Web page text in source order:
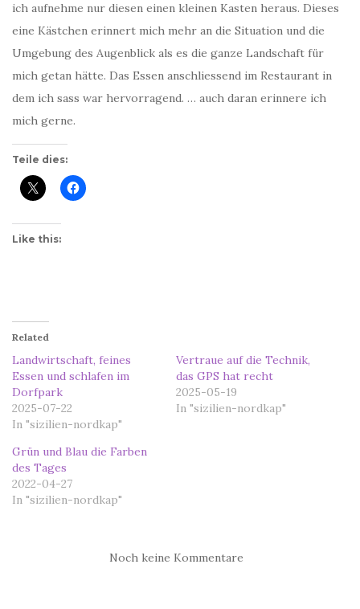
ich aufnehme nur diesen einen kleinen Kasten heraus. Dieses
eine Kästchen erinnert mich mehr an die Situation und die
Umgebung des Augenblick als es die ganze Landschaft für
mich getan hätte. Das Essen anschliessend im Restaurant in
dem ich sass war hervorragend. … auch daran erinnere ich
mich gerne.
Teile dies:
Like this:
Related
Landwirtschaft, feines
Essen und schlafen im
Dorfpark
2025-07-22
In "sizilien-nordkap"
Vertraue auf die Technik,
das GPS hat recht
2025-05-19
In "sizilien-nordkap"
Grün und Blau die Farben
des Tages
2022-04-27
In "sizilien-nordkap"
Noch keine Kommentare